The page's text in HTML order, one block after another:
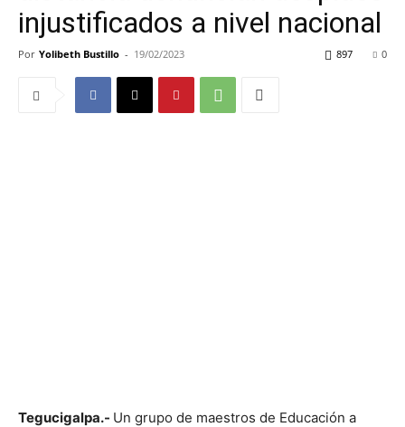
injustificados a nivel nacional
Por Yolibeth Bustillo - 19/02/2023 0
897
Tegucigalpa.- Un grupo de maestros de Educación a